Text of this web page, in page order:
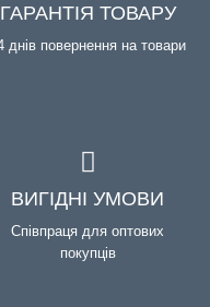
ГАРАНТІЯ ТОВАРУ
днів повернення на товари
ВИГІДНІ УМОВИ
Співпраця для оптових
покупців